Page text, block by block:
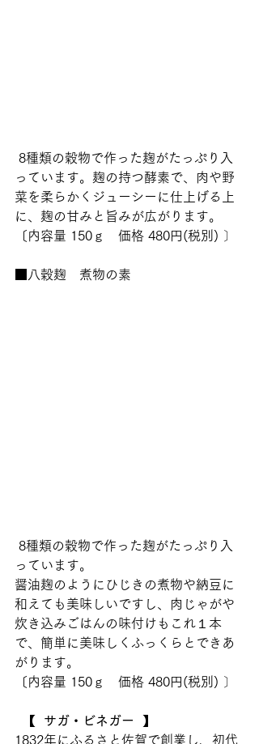
っています。麹の持つ酵素で、肉や野
菜を柔らかくジューシーに仕上げる上
に、麹の甘みと旨みが広がります。
〔内容量 150ｇ　価格 480円(税別) 〕
■八穀麹　煮物の素
っています。
醤油麹のようにひじきの煮物や納豆に
和えても美味しいですし、肉じゃがや
炊き込みごはんの味付けもこれ１本
で、簡単に美味しくふっくらとできあ
がります。
〔内容量 150ｇ　価格 480円(税別) 〕
  【  サガ・ビネガー  】
1832年にふるさと佐賀で創業し、初代